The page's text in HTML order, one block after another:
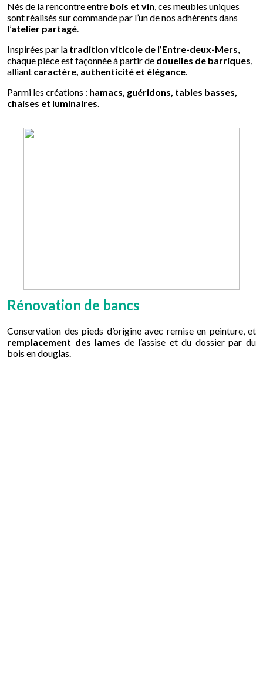
Nés de la rencontre entre bois et vin, ces meubles uniques
sont réalisés sur commande par l’un de nos adhérents dans
l’atelier partagé.
Inspirées par la tradition viticole de l’Entre-deux-Mers,
chaque pièce est façonnée à partir de douelles de barriques,
alliant caractère, authenticité et élégance.
Parmi les créations : hamacs, guéridons, tables basses,
chaises et luminaires.
Rénovation de bancs
Conservation des pieds d’origine avec remise en peinture, et
remplacement des lames de l’assise et du dossier par du
bois en douglas.